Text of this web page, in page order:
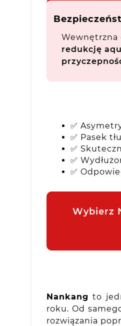
Wewnętrzna
redukcję
✅
✅ Pasek
✅
✅
✅
Wybierz
Nankang to
roku. Od
rozwiązania